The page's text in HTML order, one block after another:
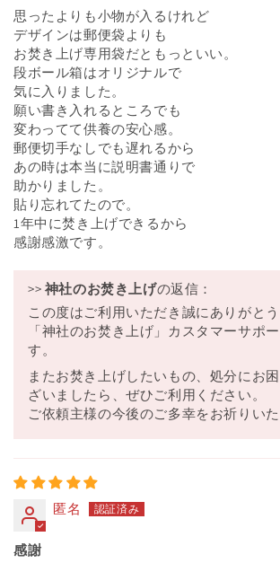
思ったよりも小物が入るけれど
デザインは郵便袋よりも
お焚き上げ専用袋だともっといい。
段ボール箱はオリジナルで
気に入りました。
願い書き入れるところでも
変わってて供養の安心感。
郵便切手なしでも遅れるから
あの時は本当に説明書通りで
助かりました。
貼り忘れてたので。
1年中に焚き上げできるから
感謝感激です。
>> 神社のお焚き上げの返信：
この度はご利用いただき誠にありがとう
「神社のお焚き上げ」カスタマーサポ
す。
またお焚き上げしたいもの、処分にお
ざいましたら、ぜひご利用ください。
ご依頼主様の今後のご多幸をお祈りいた
匿名
感謝